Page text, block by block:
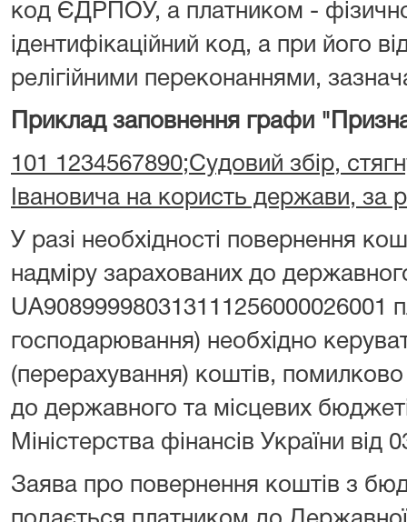
код ЄДРПОУ, а платником -
ідентифікаційний код, а при його
релігійними переконаннями,
Приклад заповнення графи
101 1234567890;Судовий збір,
Івановича на користь держави,
У разі необхідності повернення
надміру зарахованих до
UA908999980313111256000026001
господарювання) необхідно
(перерахування) коштів,
до державного та місцевих
Міністерства фінансів України
Заява про повернення коштів з